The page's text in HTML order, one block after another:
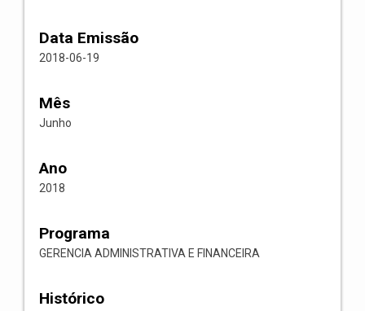
Data Emissão
2018-06-19
Mês
Junho
Ano
2018
Programa
GERENCIA ADMINISTRATIVA E FINANCEIRA
Histórico